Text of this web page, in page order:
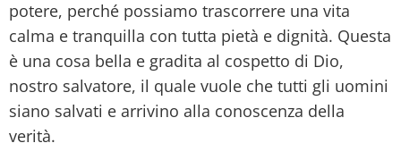
potere, perché possiamo trascorrere una vita
calma e tranquilla con tutta pietà e dignità. Questa
è una cosa bella e gradita al cospetto di Dio,
nostro salvatore, il quale vuole che tutti gli uomini
siano salvati e arrivino alla conoscenza della
verità.